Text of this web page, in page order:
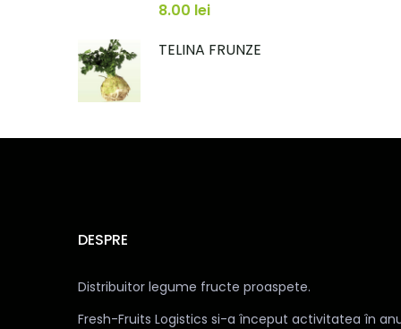
8.00 lei
TELINA FRUNZE
DESPRE
Distribuitor legume fructe proaspete.
Fresh-Fruits Logistics si-a început activitatea în